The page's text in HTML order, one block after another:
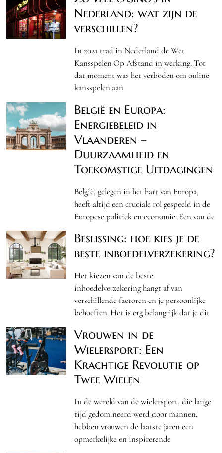
Nederland: wat zijn de
verschillen?
In 2021 trad in Nederland de Wet
Kansspelen Op Afstand in werking. Tot
dat moment was het verboden om online
kansspelen aan
België en Europa:
Energiebeleid in
Vlaanderen –
Duurzaamheid en
Toekomstige Uitdagingen
België, gelegen in het hart van Europa,
heeft altijd een cruciale rol gespeeld in de
Europese politiek en economie. Een van de
Beslissing: hoe kies je de
beste inboedelverzekering?
Het kiezen van de beste
inboedelverzekering hangt af van
verschillende factoren en je persoonlijke
behoeften. Het is erg belangrijk dat je dit
Vrouwen in de
Wielersport: Een
Krachtige Revolutie op
Twee Wielen
In de wereld van de wielersport, die lange
tijd gedomineerd werd door mannen,
hebben vrouwen de laatste jaren een
opmerkelijke en inspirerende